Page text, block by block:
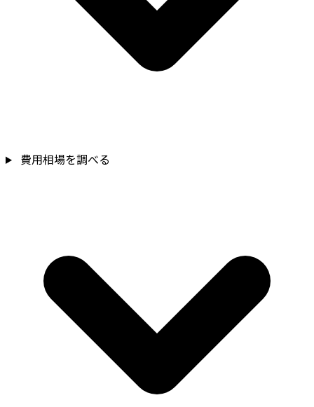
費用相場を調べる